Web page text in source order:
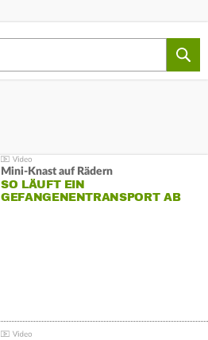
Mini-Knast auf Rädern
SO LÄUFT EIN
GEFANGENENTRANSPORT AB